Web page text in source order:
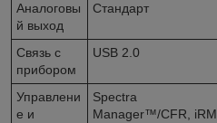
Аналоговы
й выход
Стандарт
Связь с
прибором
USB 2.0
Управлени
е и
Spectra
Manager™/CFR, iRM